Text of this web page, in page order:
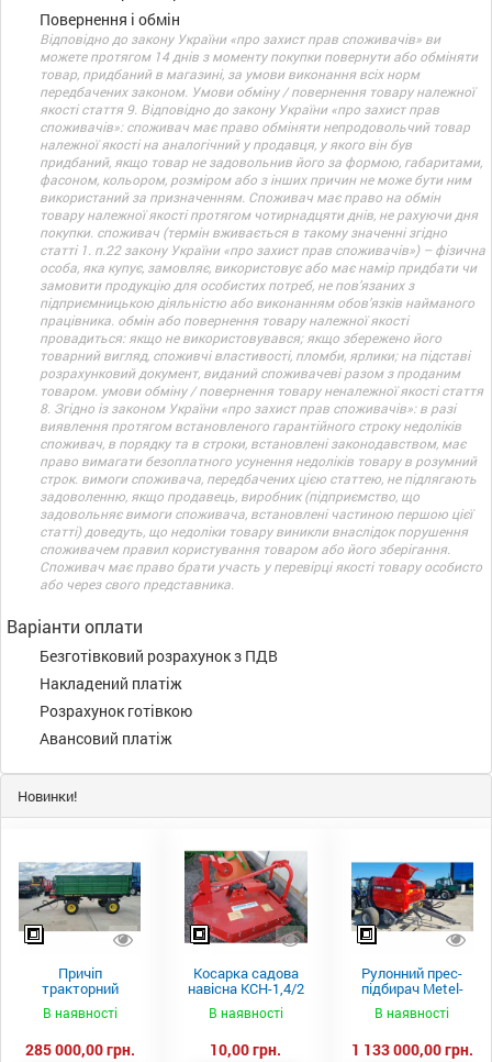
Повернення і обмін
Відповідно до закону України «про захист прав споживачів» ви
можете протягом 14 днів з моменту покупки повернути або обміняти
товар, придбаний в магазині, за умови виконання всіх норм
передбачених законом. Умови обміну / повернення товару належної
якості стаття 9. Відповідно до закону України «про захист прав
споживачів»: споживач має право обміняти непродовольчий товар
належної якості на аналогічний у продавця, у якого він був
придбаний, якщо товар не задовольнив його за формою, габаритами,
фасоном, кольором, розміром або з інших причин не може бути ним
використаний за призначенням. Споживач має право на обмін
товару належної якості протягом чотирнадцяти днів, не рахуючи дня
покупки. споживач (термін вживається в такому значенні згідно
статті 1. п.22 закону України «про захист прав споживачів») – фізична
особа, яка купує, замовляє, використовує або має намір придбати чи
замовити продукцію для особистих потреб, не пов’язаних з
підприємницькою діяльністю або виконанням обов’язків найманого
працівника. обмін або повернення товару належної якості
провадиться: якщо не використовувався; якщо збережено його
товарний вигляд, споживчі властивості, пломби, ярлики; на підставі
розрахунковий документ, виданий споживачеві разом з проданим
товаром. умови обміну / повернення товару неналежної якості стаття
8. Згідно із законом України «про захист прав споживачів»: в разі
виявлення протягом встановленого гарантійного строку недоліків
споживач, в порядку та в строки, встановлені законодавством, має
право вимагати безоплатного усунення недоліків товару в розумний
строк. вимоги споживача, передбачених цією статтею, не підлягають
задоволенню, якщо продавець, виробник (підприємство, що
задовольняє вимоги споживача, встановлені частиною першою цієї
статті) доведуть, що недоліки товару виникли внаслідок порушення
споживачем правил користування товаром або його зберігання.
Споживач має право брати участь у перевірці якості товару особисто
або через свого представника.
Варіанти оплати
Безготівковий розрахунок з ПДВ
Накладений платіж
Розрахунок готівкою
Авансовий платіж
Новинки!
Причіп
тракторний
самоскидний
Spike 2 ПТС-4
В наявності
285 000,00 грн.
Косарка садова
навісна КСН-1,4/2
В наявності
10,00 грн.
Рулонний прес-
підбирач Metel-
Fach Z 587
В наявності
1 133 000,00 грн.